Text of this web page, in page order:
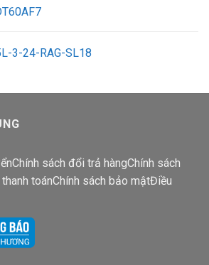
3-24-RAG-SL18
Chính sách đổi trả hàngChính sách
toánChính sách bảo mậtĐiều